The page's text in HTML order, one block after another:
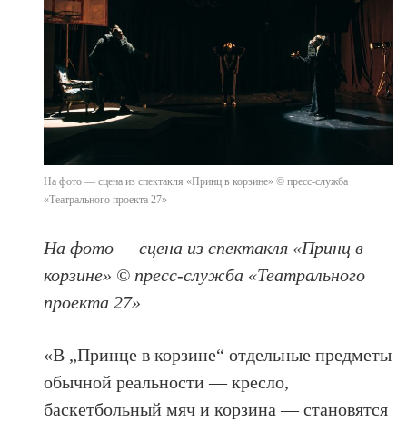
На фото — сцена из спектакля «Принц в корзине» © пресс-служба
«Театрального проекта 27»
На фото — сцена из спектакля «Принц в
корзине» © пресс-служба «Театрального
проекта 27»
«В „Принце в корзине“ отдельные предметы
обычной реальности — кресло,
баскетбольный мяч и корзина — становятся